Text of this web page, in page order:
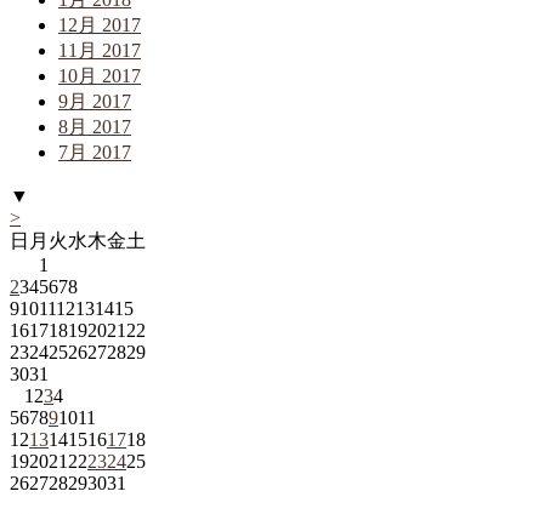
12月 2017
11月 2017
10月 2017
9月 2017
8月 2017
7月 2017
▼
>
日 月 火水木金土
1
2345678
9101112131415
161718192021 22
23242526272829
3031
1 234
567891011
12131415161718
192021 22232425
262728293031